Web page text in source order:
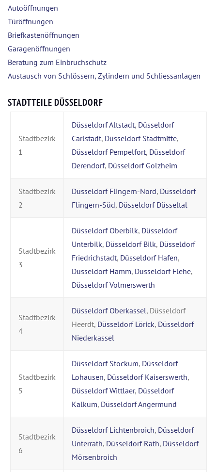
Autoöffnungen
Türöffnungen
Briefkastenöffnungen
Garagenöffnungen
Beratung zum Einbruchschutz
Austausch von Schlössern, Zylindern und Schliessanlagen
STADTTEILE DÜSSELDORF
Stadtbezirk
1
Düsseldorf Altstadt, Düsseldorf
Carlstadt, Düsseldorf Stadtmitte,
Düsseldorf Pempelfort, Düsseldorf
Derendorf, Düsseldorf Golzheim
Stadtbezirk
2
Düsseldorf Flingern-Nord, Düsseldorf
Flingern-Süd, Düsseldorf Düsseltal
Stadtbezirk
3
Düsseldorf Oberbilk, Düsseldorf
Unterbilk, Düsseldorf Bilk, Düsseldorf
Friedrichstadt, Düsseldorf Hafen,
Düsseldorf Hamm, Düsseldorf Flehe,
Düsseldorf Volmerswerth
Stadtbezirk
4
Düsseldorf Oberkassel, Düsseldorf
Heerdt, Düsseldorf Lörick, Düsseldorf
Niederkassel
Stadtbezirk
5
Düsseldorf Stockum, Düsseldorf
Lohausen, Düsseldorf Kaiserswerth,
Düsseldorf Wittlaer, Düsseldorf
Kalkum, Düsseldorf Angermund
Stadtbezirk
6
Düsseldorf Lichtenbroich, Düsseldorf
Unterrath, Düsseldorf Rath, Düsseldorf
Mörsenbroich